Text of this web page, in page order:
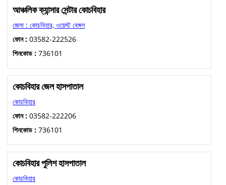
আঞ্চলিক ক্যান্সার সেন্টার কোচবিহার
জেলা : কোচবিহার, ওয়েস্ট বেঙ্গল
ফোন : 03582-222526
পিনকোড : 736101
কোচবিহার জেল হাসপাতাল
কোচবিহার
ফোন : 03582-222206
পিনকোড : 736101
কোচবিহার পুলিশ হাসপাতাল
কোচবিহার